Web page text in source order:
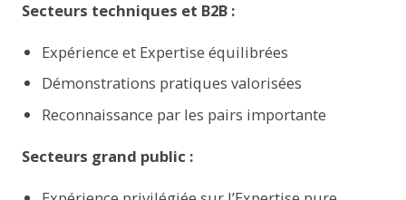
Secteurs techniques et B2B :
Expérience et Expertise équilibrées
Démonstrations pratiques valorisées
Reconnaissance par les pairs importante
Secteurs grand public :